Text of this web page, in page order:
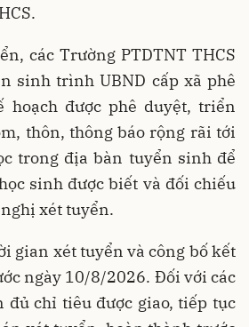
các Trường PTDTNT THCS
sinh trình UBND cấp xã phê
hoạch được phê duyệt, triển
thôn, thông báo rộng rãi tới
trong địa bàn tuyển sinh để
sinh được biết và đối chiếu
xét tuyển.
gian xét tuyển và công bố kết
ngày 10/8/2026. Đối với các
đủ chỉ tiêu được giao, tiếp tục